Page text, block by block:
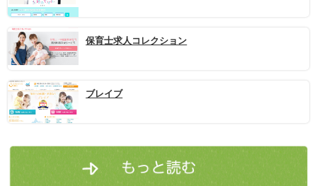
保育士求人コレクション
ブレイブ